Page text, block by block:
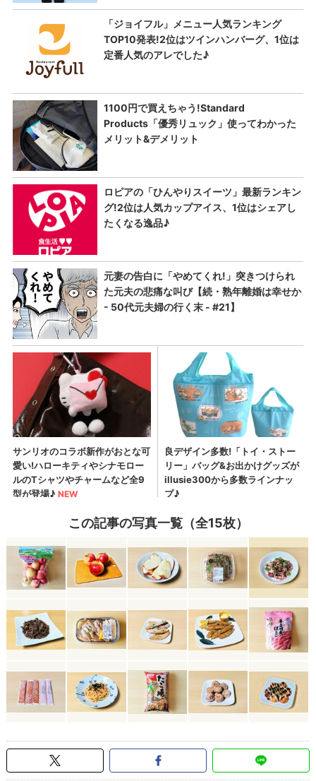
この記事の写真一覧（全15枚）